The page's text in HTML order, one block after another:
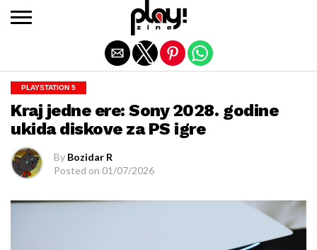
PLAYSTATION 5
Kraj jedne ere: Sony 2028. godine
ukida diskove za PS igre
By Bozidar R
Posted on 01/07/2026
Exit mobile version